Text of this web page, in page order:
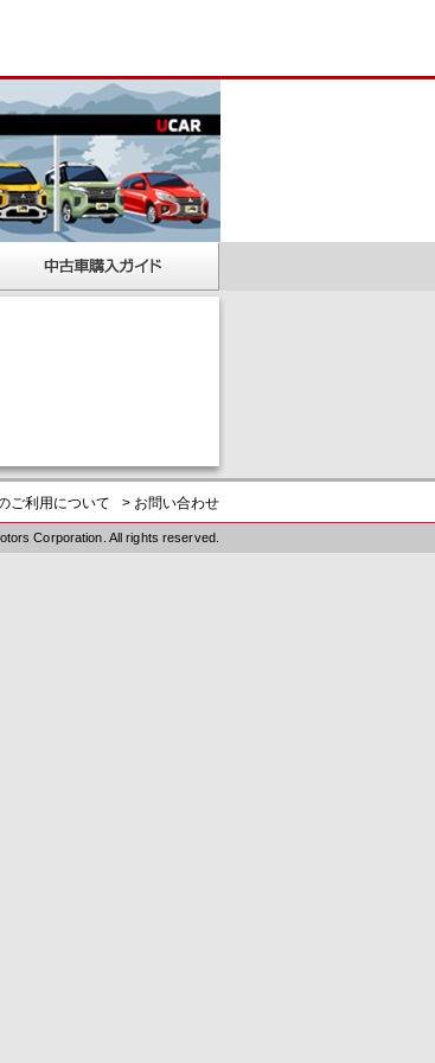
ご利用について > お問い合わせ
Corporation. All rights reserved.